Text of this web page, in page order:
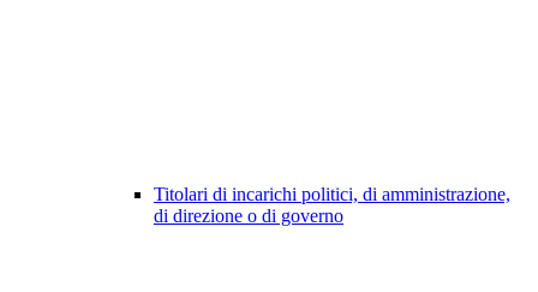
Titolari di incarichi politici, di amministrazione,
di direzione o di governo